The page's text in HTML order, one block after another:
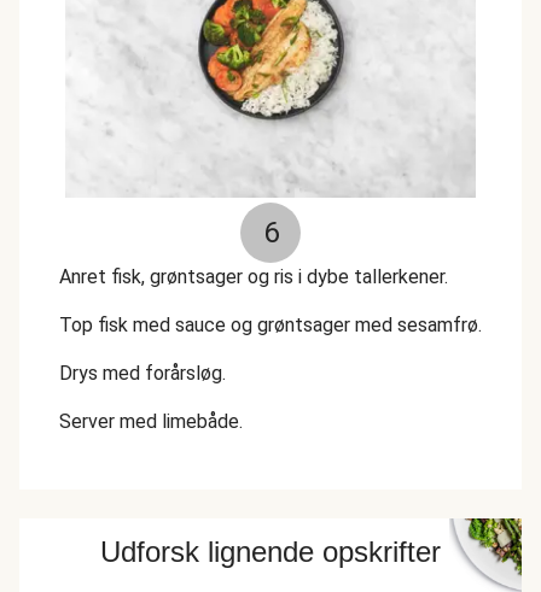
6
Anret fisk, grøntsager og ris i dybe tallerkener.
Top fisk med sauce og grøntsager med sesamfrø.
Drys med forårsløg.
Server med limebåde.
Udforsk lignende opskrifter